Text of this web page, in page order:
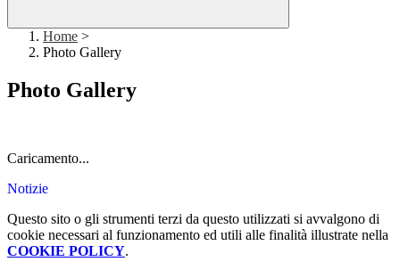
Home >
Photo Gallery
Photo Gallery
Caricamento...
Notizie
Questo sito o gli strumenti terzi da questo utilizzati si avvalgono di
cookie necessari al funzionamento ed utili alle finalità illustrate nella
COOKIE POLICY.